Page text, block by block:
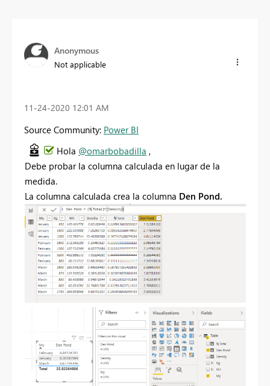
Anonymous
Not applicable
‎11-24-2020 12:01 AM
Source Community: Power BI
Hola @omarbobadilla ,
Debe probar la columna calculada en lugar de la
medida.
La columna calculada crea la columna Den Pond.